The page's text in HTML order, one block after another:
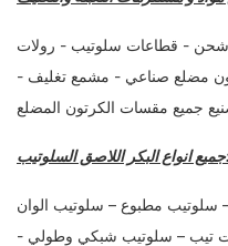
- قطاعات سلوتيب - رولات
مضلع صناعي - مشمع تغليف -
السلوتيب:
مطبوع – سلوتيب الوان
تيب – سلوتيب شبكي وطولي -